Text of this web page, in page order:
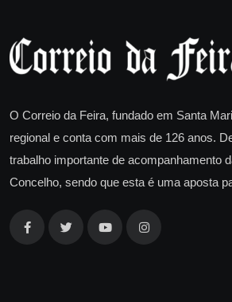
O Correio da Feira, fundado em Santa
regional e conta com mais de 126 anos.
trabalho importante de acompanhamento
Concelho, sendo que esta é uma aposta